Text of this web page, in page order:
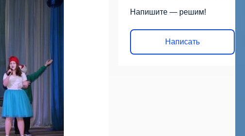
Напишите — решим!
Написать